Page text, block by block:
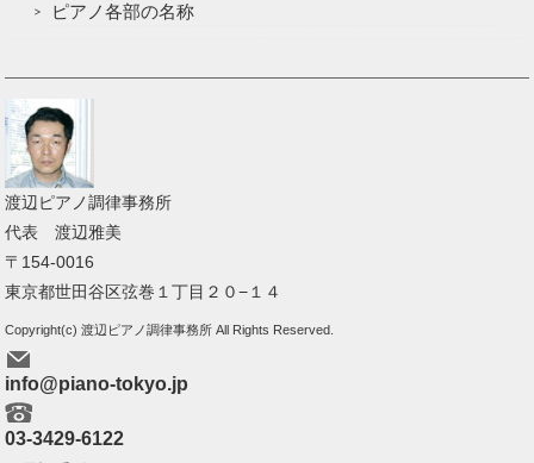
ピアノ各部の名称
渡辺ピアノ調律事務所
代表 渡辺雅美
〒154-0016
東京都世田谷区弦巻１丁目２０−１４
Copyright(c) 渡辺ピアノ調律事務所 All Rights Reserved.
info@piano-tokyo.jp
03-3429-6122